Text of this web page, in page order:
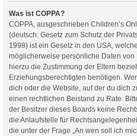
Was ist COPPA?
COPPA, ausgeschrieben Children’s
(deutsch: Gesetz zum Schutz der
1998) ist ein Gesetz in den USA,
möglicherweise persönliche Daten von
hierzu die Zustimmung der Eltern
Erziehungsberechtigten benötigen.
dich oder die Website, auf der du dich
einen rechtlichen Beistand zu Rate.
der Besitzer dieses Boards keine
die Anlaufstelle für
die unter der Frage „An wen soll ich